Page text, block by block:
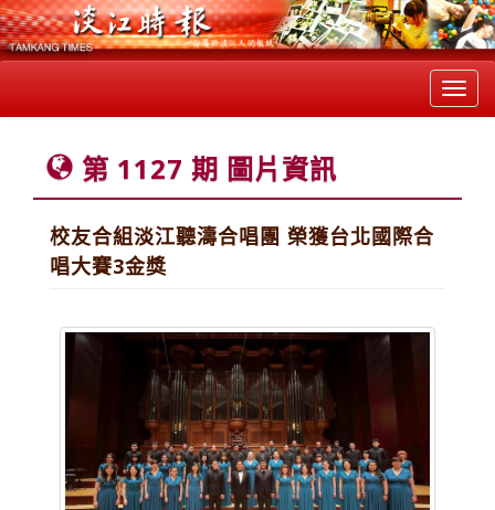
第 1127 期 圖片資訊
校友合組淡江聽濤合唱團 榮獲台北國際合
唱大賽3金獎